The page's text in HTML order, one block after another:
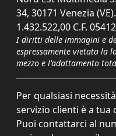
34, 30171 Venezia
1.432.522,00 C.F.
I diritti delle immagini e
espressamente vietata la
mezzo e l'adattamento
Per qualsiasi
servizio clienti è a tua
Puoi contattarci al